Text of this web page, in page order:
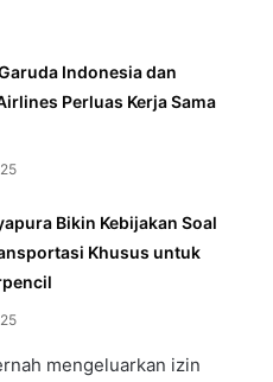
Indonesia dan
Perluas Kerja Sama
Bikin Kebijakan Soal
Khusus untuk
mengeluarkan izin